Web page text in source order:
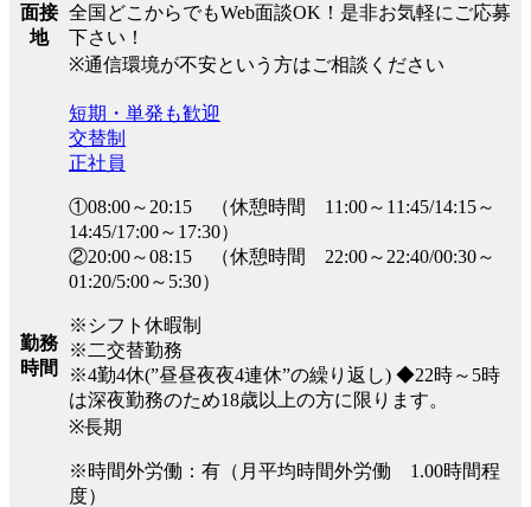
面接
地
全国どこからでもWeb面談OK！是非お気軽にご応募
下さい！
※通信環境が不安という方はご相談ください
勤務
時間
短期・単発も歓迎
交替制
正社員
①08:00～20:15 （休憩時間 11:00～11:45/14:15～
14:45/17:00～17:30）
②20:00～08:15 （休憩時間 22:00～22:40/00:30～
01:20/5:00～5:30）
※シフト休暇制
※二交替勤務
※4勤4休(”昼昼夜夜4連休”の繰り返し) ◆22時～5時
は深夜勤務のため18歳以上の方に限ります。
※長期
※時間外労働：有（月平均時間外労働 1.00時間程
度）